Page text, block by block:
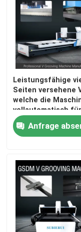
Haus
Produkte
Videos
Leistungsfähige
Seiten versehene
welche die
vollautomatisch
Industrie fugen
Anfrage